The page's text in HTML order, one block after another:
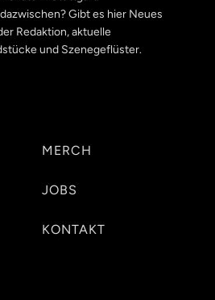
Gibt es hier Neues
Redaktion, aktuelle
und Szenegeflüster.
MERCH
JOBS
KONTAKT